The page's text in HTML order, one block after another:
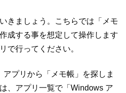
きましょう。こちらでは「メモ
成する事を想定して操作します
で行ってください。
プリから「メモ帳」を探しま
、アプリ一覧で「Windows ア